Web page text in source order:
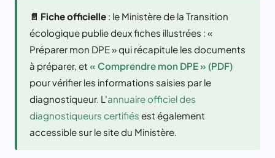
📄 Fiche officielle : le Ministère de la Transition
écologique publie deux fiches illustrées : «
Préparer mon DPE » qui récapitule les documents
à préparer, et « Comprendre mon DPE » (PDF)
pour vérifier les informations saisies par le
diagnostiqueur. L'annuaire officiel des
diagnostiqueurs certifiés est également
accessible sur le site du Ministère.